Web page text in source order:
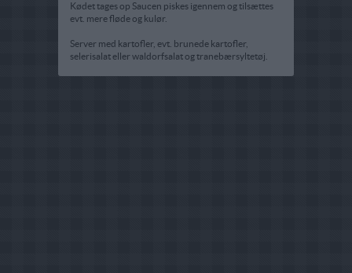
Kødet tages op Saucen piskes igennem og tilsættes
evt. mere fløde og kulør.
Server med kartofler, evt. brunede kartofler,
selerisalat eller waldorfsalat og tranebærsyltetøj.